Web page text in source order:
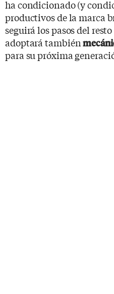
ha condicionado (y
productivos de la marca
seguirá los pasos del
adoptará también
para su próxima